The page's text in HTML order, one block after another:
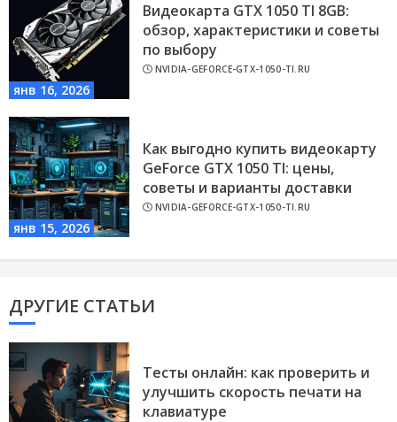
янв 16, 2026
Видеокарта GTX 1050 TI 8GB:
обзор, характеристики и советы
по выбору
NVIDIA-GEFORCE-GTX-1050-TI.RU
янв 15, 2026
Как выгодно купить видеокарту
GeForce GTX 1050 TI: цены,
советы и варианты доставки
NVIDIA-GEFORCE-GTX-1050-TI.RU
ДРУГИЕ СТАТЬИ
Тесты онлайн: как проверить и
улучшить скорость печати на
клавиатуре